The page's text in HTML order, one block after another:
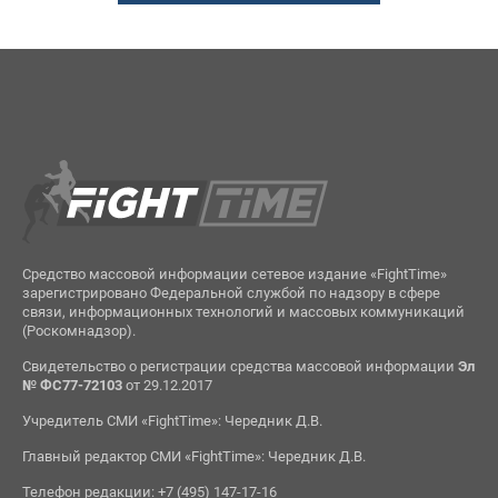
Средство массовой информации сетевое издание «FightTime»
зарегистрировано Федеральной службой по надзору в сфере
связи, информационных технологий и массовых коммуникаций
(Роскомнадзор).
Свидетельство о регистрации средства массовой информации Эл
№ ФС77-72103от 29.12.2017
Учредитель СМИ «FightTime»: Чередник Д.В.
Главный редактор СМИ «FightTime»: Чередник Д.В.
Телефон редакции: +7 (495) 147-17-16